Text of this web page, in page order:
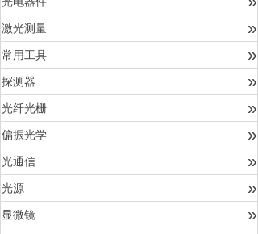
激光测量 »
常用工具 »
探测器 »
光纤光栅 »
偏振光学 »
光通信 »
光源 »
显微镜 »